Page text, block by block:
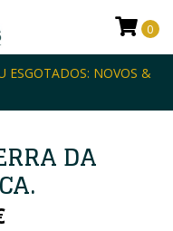
ESGOTADOS: NOVOS &
0
DA